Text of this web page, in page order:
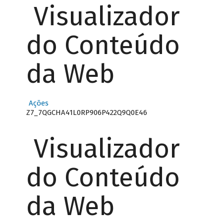
Visualizador
do Conteúdo
da Web
Ações
Z7_7QGCHA41L0RP906P422Q9Q0E46
Visualizador
do Conteúdo
da Web